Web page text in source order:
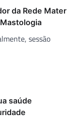
da Rede Mater
sessão
saúde